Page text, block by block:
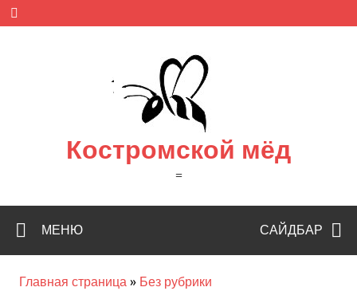
Skip
content
Костромской мёд
=
САЙДБАР
МЕНЮ
Главная страница » Без рубрики